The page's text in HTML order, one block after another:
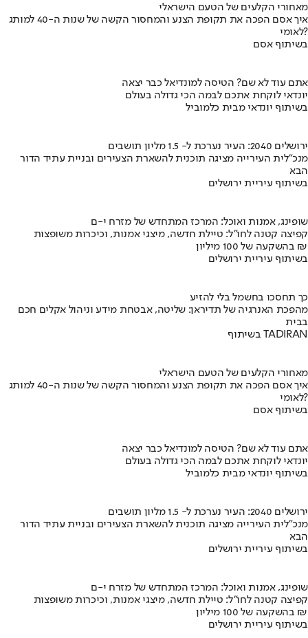
מאחורי הקלעים של הטעם הישראלי
איך אסם הפכה את תקופת הצנע והמחסור הקשה של שנות ה-40 למותג
לאומי?
בשיתוף אסם
אתם עוד לא שם? הטיסה למונדיאל כבר יצאה
יונדאי לוקחת אתכם לבמה הכי גדולה בעולם
בשיתוף יונדאי מבית כלמוביל
ירושלים 2040: העיר נערכת ל- 1.5 מליון תושבים
מנכ"לית העירייה מציגה תוכנית להשארת הצעירים ובניית עתיד הדור
הבא
בשיתוף עיריית ירושלים
שופינג, אמנות ואוכל: המרכז המתחדש של מזרח י-ם
קפיצה קטנה לחו"ל: טיילת חדשה, מיצגי אמנות, וכיכרות משופצות
בהשקעה של 100 מיליון ₪
בשיתוף עיריית ירושלים
כך תחסכו בחשמל בלי להזיע
מהפכת האנרגיה של תדיראן: שליטה, אבטחת מידע וניהול אקלים חכם
בבית
בשיתוף TADIRAN
מאחורי הקלעים של הטעם הישראלי
איך אסם הפכה את תקופת הצנע והמחסור הקשה של שנות ה-40 למותג
לאומי?
בשיתוף אסם
אתם עוד לא שם? הטיסה למונדיאל כבר יצאה
יונדאי לוקחת אתכם לבמה הכי גדולה בעולם
בשיתוף יונדאי מבית כלמוביל
ירושלים 2040: העיר נערכת ל- 1.5 מליון תושבים
מנכ"לית העירייה מציגה תוכנית להשארת הצעירים ובניית עתיד הדור
הבא
בשיתוף עיריית ירושלים
שופינג, אמנות ואוכל: המרכז המתחדש של מזרח י-ם
קפיצה קטנה לחו"ל: טיילת חדשה, מיצגי אמנות, וכיכרות משופצות
בהשקעה של 100 מיליון ₪
בשיתוף עיריית ירושלים